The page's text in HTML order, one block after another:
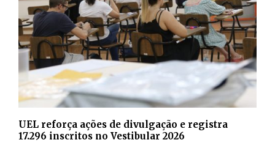
UEL reforça ações de divulgação e registra
17.296 inscritos no Vestibular 2026